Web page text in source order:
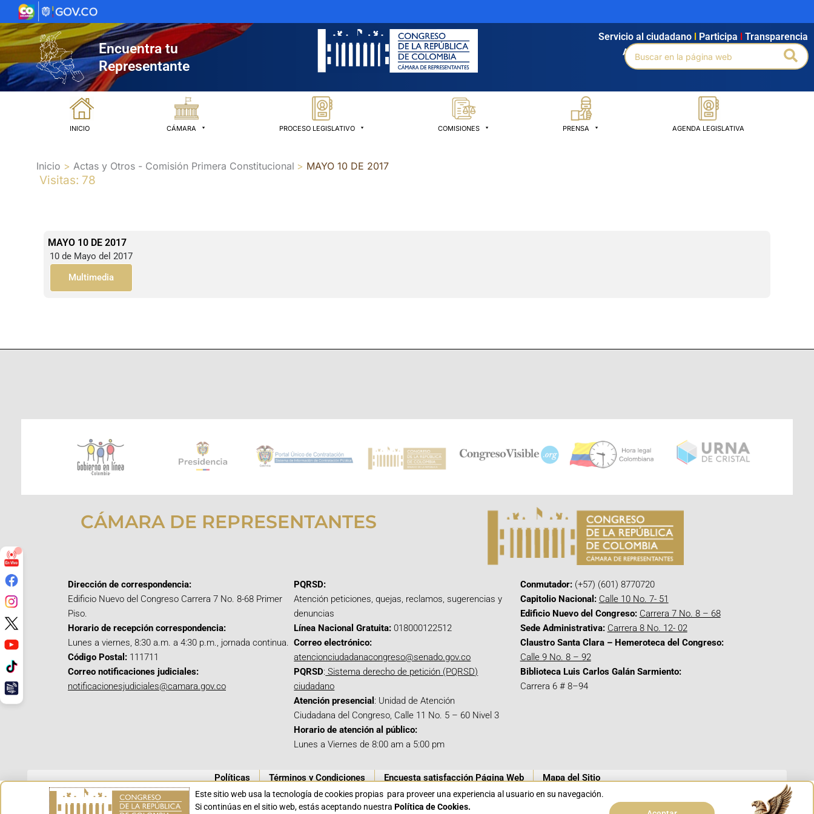
al
contenido
Encuentra tu
Representante
Agendamiento Intranet Búsqueda avanzada
Servicio al ciudadano Participa Transparencia
Buscar
por:
INICIO CÁMARA PROCESO LEGISLATIVO COMISIONES PRENSA AGENDA LEGISLATIVA
Inicio Actas y Otros - Comisión Primera Constitucional MAYO 10 DE 2017
Visitas: 78
MAYO 10 DE 2017
10 de Mayo del 2017
Multimedia
CÁMARA DE REPRESENTANTES
Dirección de correspondencia:
Edificio Nuevo del Congreso Carrera 7 No. 8-68 Primer
Piso.
Horario de recepción correspondencia:
Lunes a viernes, 8:30 a.m. a 4:30 p.m., jornada continua.
Código Postal: 111711
Correo notificaciones judiciales:
notificacionesjudiciales@camara.gov.co
PQRSD:
Atención peticiones, quejas, reclamos, sugerencias y
denuncias
Línea Nacional Gratuita: 018000122512
Correo electrónico:
atencionciudadanacongreso@senado.gov.co
PQRSD: Sistema derecho de petición (PQRSD)
ciudadano
Atención presencial : Unidad de Atención
Ciudadana del Congreso, Calle 11 No. 5 – 60 Nivel 3
Horario de atención al público:
Lunes a Viernes de 8:00 am a 5:00 pm
Conmutador:(+57) (601) 8770720
Capitolio Nacional: Calle 10 No. 7- 51
Edificio Nuevo del Congreso: Carrera 7 No. 8 – 68
Sede Administrativa: Carrera 8 No. 12- 02
Claustro Santa Clara – Hemeroteca del Congreso:
Calle 9 No. 8 – 92
Biblioteca Luis Carlos Galán Sarmiento:
Carrera 6 # 8–94
Políticas Términos y Condiciones Encuesta satisfacción Página Web Mapa del Sitio
Este sitio web usa la tecnología de cookies propias para proveer una experiencia al usuario en su navegación.
Si continúas en el sitio web, estás aceptando nuestra Política de Cookies.